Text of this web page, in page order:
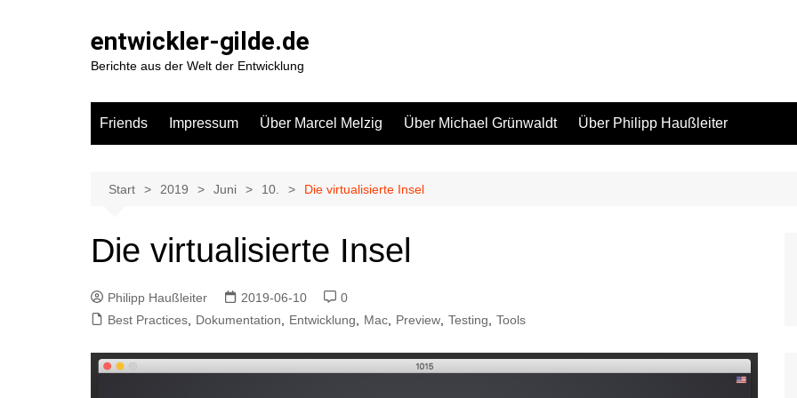
entwickler-gilde.de
Berichte aus der Welt der Entwicklung
Friends Impressum Über Marcel Melzig Über Michael Grünwaldt Über Philipp Haußleiter
Start 2019 Juni 10. Die virtualisierte Insel
Die virtualisierte Insel
Philipp Haußleiter 2019-06-10
0
Best Practices
Dokumentation Entwicklung Mac Preview Testing Tools